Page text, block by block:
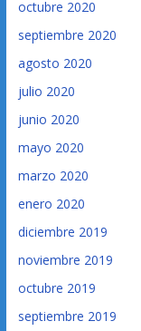
octubre 2020
septiembre 2020
agosto 2020
julio 2020
junio 2020
mayo 2020
marzo 2020
enero 2020
diciembre 2019
noviembre 2019
octubre 2019
septiembre 2019